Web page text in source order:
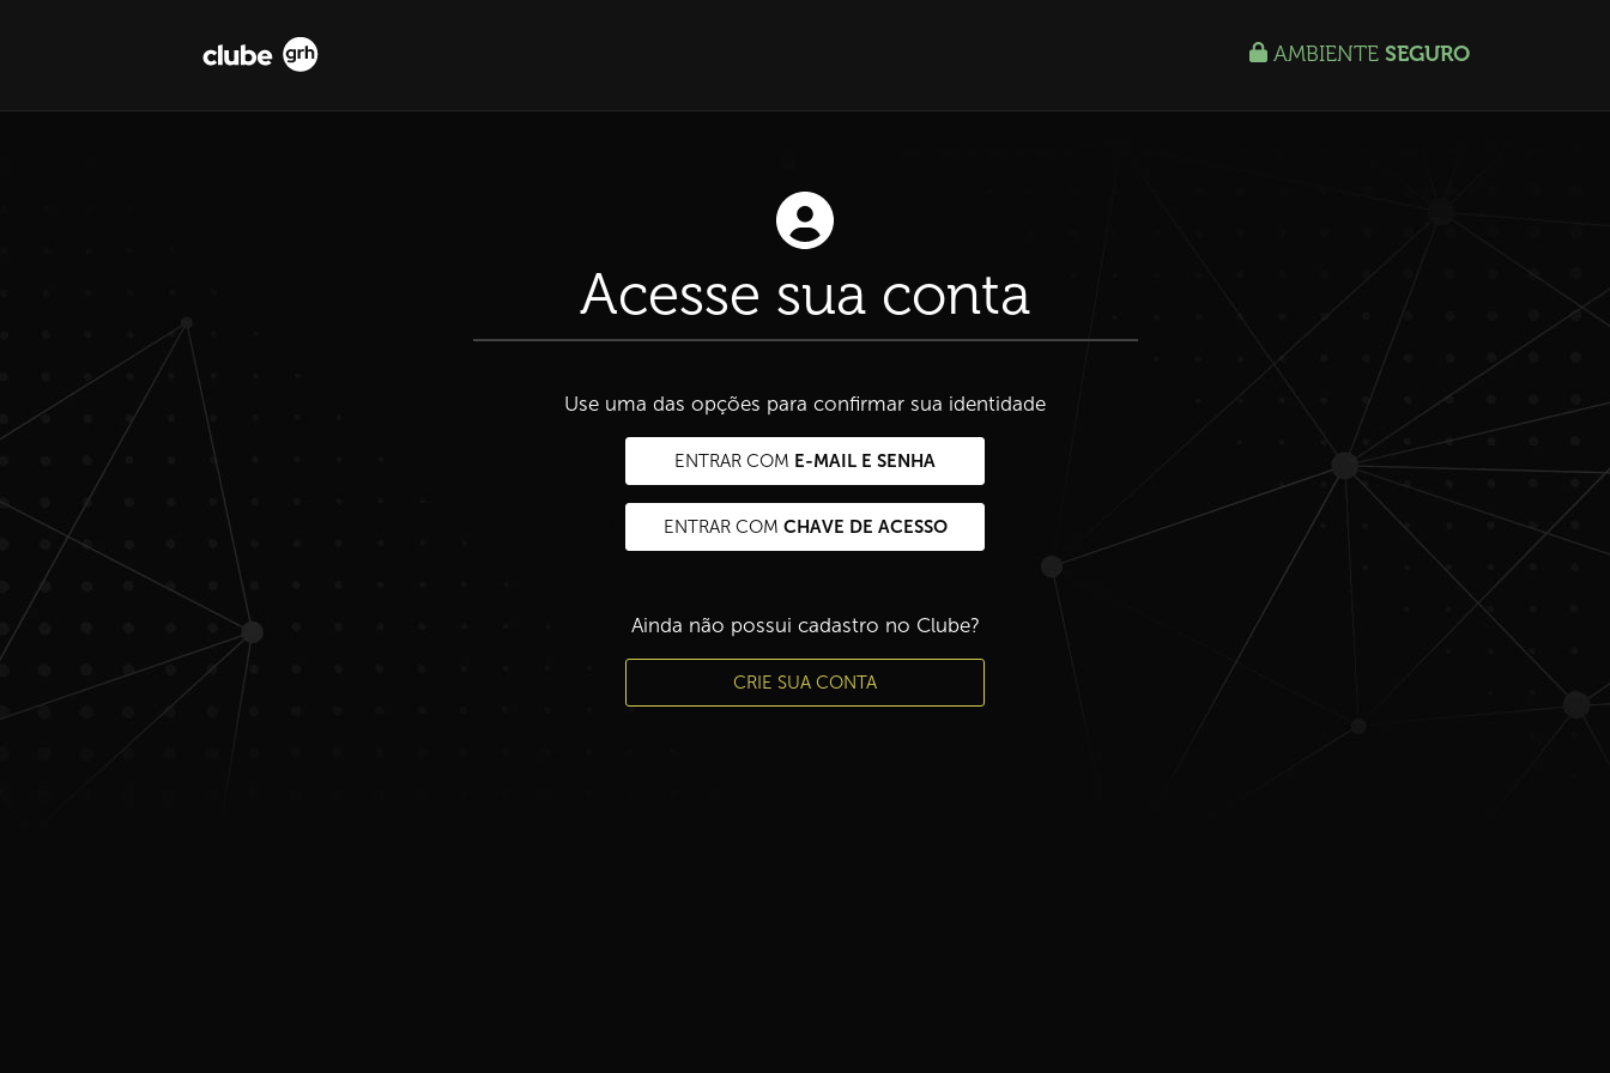
AMBIENTE SEGURO
Acesse sua conta
Use uma das opções para confirmar sua identidade
ENTRAR COM E-MAIL E SENHA
ENTRAR COM CHAVE DE ACESSO
Ainda não possui cadastro no Clube?
CRIE SUA CONTA